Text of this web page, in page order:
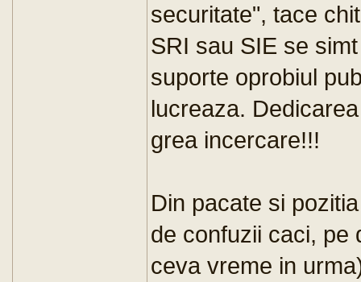
securitate", tace
SRI sau SIE se
suporte oprobiul
lucreaza.
grea incercare!!!
Din pacate si
de confuzii caci, pe
ceva vreme in